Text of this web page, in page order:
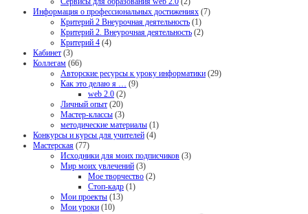
Информация о профессиональных достижениях (7)
Критерий 2 Внеурочная деятельность (1)
Критерий 2. Внеурочная деятельность (2)
Критерий 4 (4)
Кабинет (3)
Коллегам (66)
Авторские ресурсы к уроку информатики (29)
Как это делаю я …
(9)
web 2.0 (2)
Личный опыт (20)
Мастер-классы (3)
методические материалы (1)
Конкурсы и курсы для учителей (4)
Мастерская (77)
Исходники для моих подписчиков (3)
Мир моих увлечений (3)
Мое творчество (2)
Стоп-кадр (1)
Мои проекты (13)
Мои уроки (10)